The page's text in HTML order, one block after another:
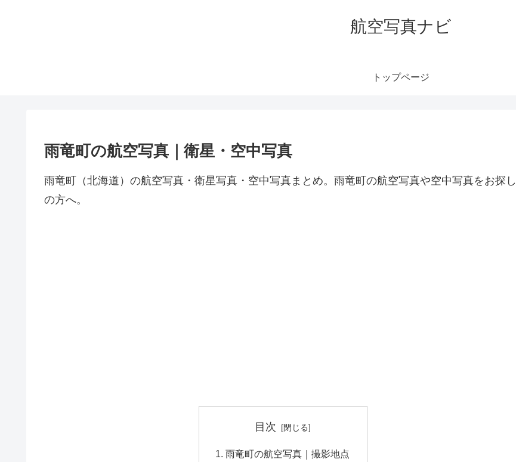
航空写真ナビ
トップページ
雨竜町の航空写真｜衛星・空中写真
雨竜町（北海道）の航空写真・衛星写真・空中写真まとめ。雨竜町の航空写真や空中写真をお探し
の方へ。
目次
雨竜町の航空写真｜撮影地点